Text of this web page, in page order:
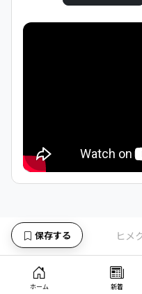
ヒメ
保存する
ホーム 新着